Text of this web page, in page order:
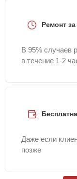
Ремонт
В 95% случаев
в течение 1-2
Даже если
позже